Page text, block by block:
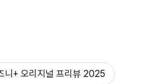
니+ 오리지널 프리뷰 2025